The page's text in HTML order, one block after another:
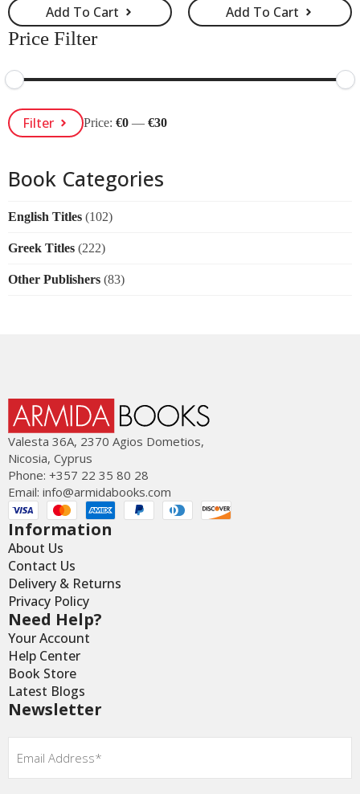
Add To Cart Add To Cart
Price Filter
Min
Price
Max
PriceFilter Price:€0 —€30
Book Categories
English Titles (102)
Greek Titles (222)
Other Publishers (83)
Valesta 36Α, 2370 Agios Dometios,
Nicosia, Cyprus
Phone: +357 22 35 80 28
Email: info@armidabooks.com
Information
About Us
Contact Us
Delivery & Returns
Privacy Policy
Need Help?
Your Account
Help Center
Book Store
Latest Blogs
Newsletter
Email